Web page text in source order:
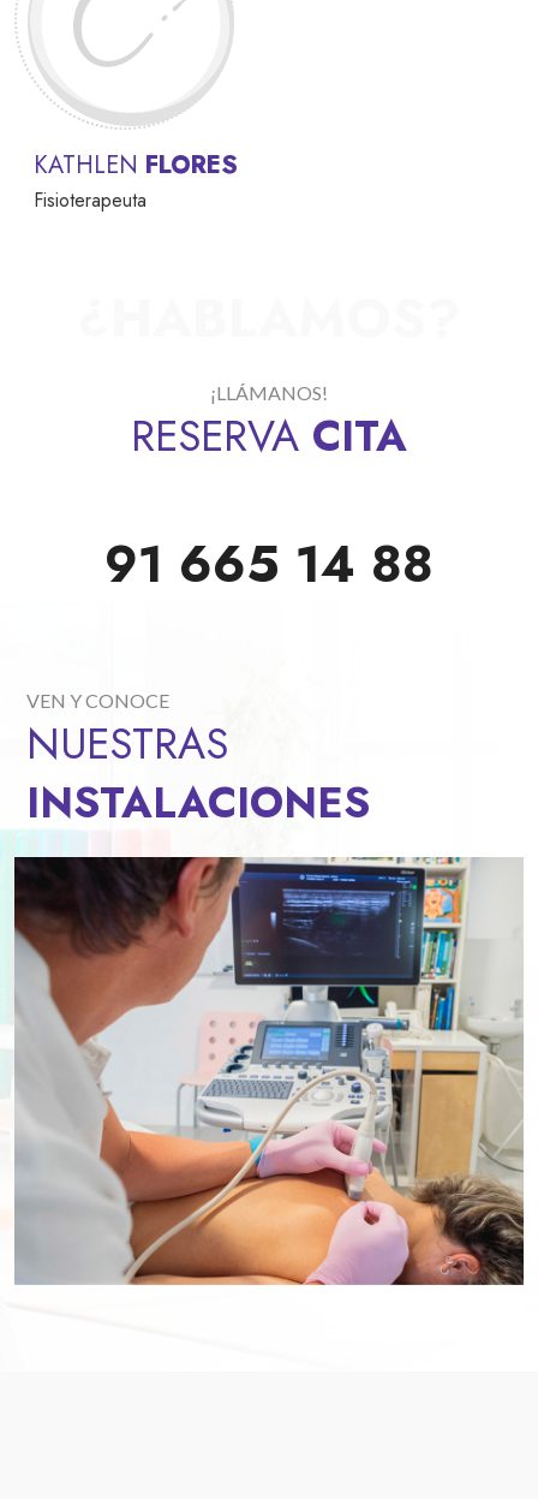
KATHLEN FLORES
Fisioterapeuta
¡LLÁMANOS!
RESERVA CITA
91 665 14 88
VEN Y CONOCE
NUESTRAS
INSTALACIONES